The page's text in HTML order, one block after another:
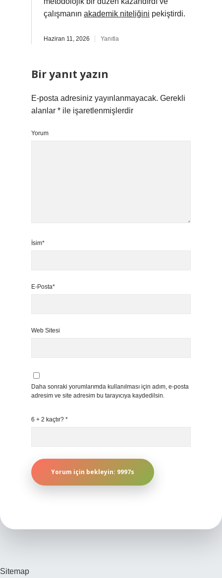
çalışmanın akademik niteliğini pekiştirdi.
Haziran 11, 2026 Yanıtla
Bir yanıt yazın
E-posta adresiniz yayınlanmayacak. Gerekli
alanlar * ile işaretlenmişlerdir
Yorum
İsim*
E-Posta*
Web Sitesi
Daha sonraki yorumlarımda kullanılması için adım, e-posta
adresim ve site adresim bu tarayıcıya kaydedilsin.
6 + 2 kaçtır? *
Sitemap